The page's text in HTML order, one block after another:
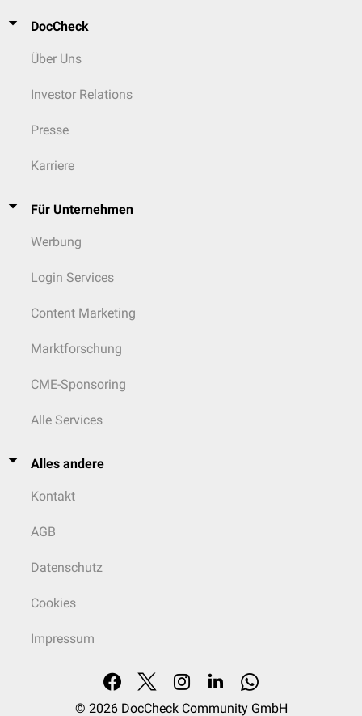
DocCheck
Über Uns
Investor Relations
Presse
Karriere
Für Unternehmen
Werbung
Login Services
Content Marketing
Marktforschung
CME-Sponsoring
Alle Services
Alles andere
Kontakt
AGB
Datenschutz
Cookies
Impressum
© 2026 DocCheck Community GmbH